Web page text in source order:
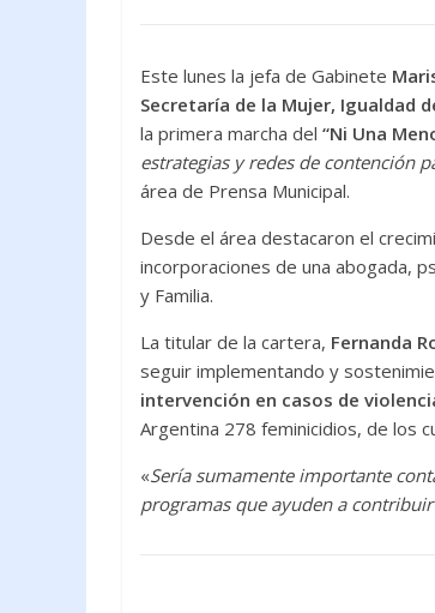
k p
Este lunes la jefa de Gabinete
Secretaría de la Mujer, Igualdad
la primera marcha del “Ni Una
estrategias y redes de contención
área de Prensa Municipal.
Desde el área destacaron el
incorporaciones de una abogada,
y Familia.
La titular de la cartera, Fernanda
seguir implementando y
intervención en casos de
Argentina 278 feminicidios, de los
«Sería sumamente importante
programas que ayuden a